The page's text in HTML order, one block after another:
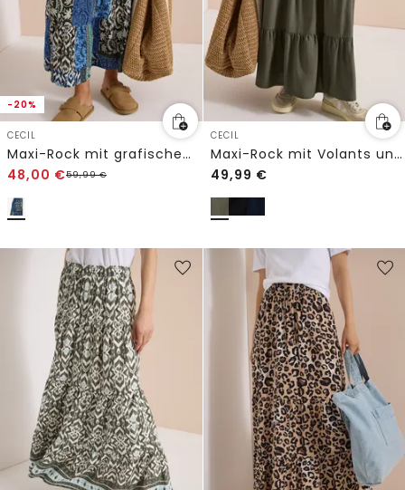
-20%
CECIL
Maxi-Rock mit grafischem Muster
48,00 €59,99€
CECIL
Maxi-Rock mit Volants und Elastikbund
49,99 €